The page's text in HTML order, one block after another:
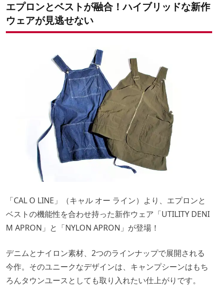
エプロンとベストが融合！ハイブリッドな新作
ウェアが見逃せない
「CAL O LINE」（キャル オー ライン）より、エプロンと
ベストの機能性を合わせ持った新作ウェア「UTILITY DENI
M APRON」と「NYLON APRON」が登場！
デニムとナイロン素材、2つのラインナップで展開される
今作。そのユニークなデザインは、キャンプシーンはもち
ろんタウンユースとしても取り入れたい仕上がりです。